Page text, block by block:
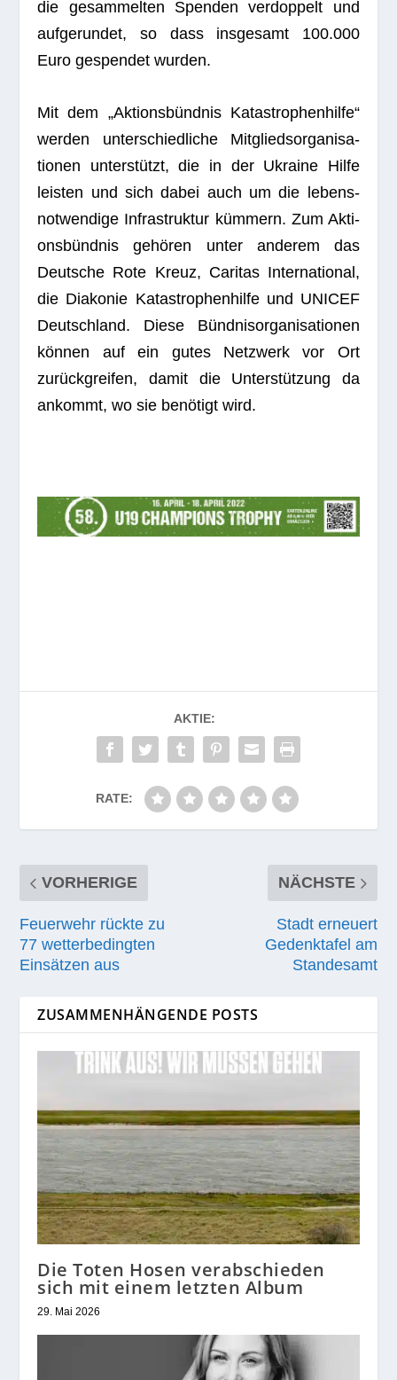
die gesam­mel­ten Spen­den ver­dop­pelt und
auf­ge­run­det, so dass ins­ge­samt 100.000
Euro gespen­det wurden.
Mit dem „Akti­ons­bünd­nis Kata­stro­phen­hilfe“
wer­den unter­schied­li­che Mit­glieds­or­ga­ni­sa­
tio­nen unter­stützt, die in der Ukraine Hilfe
leis­ten und sich dabei auch um die lebens­
not­wen­dige Infra­struk­tur küm­mern. Zum Akti­
ons­bünd­nis gehö­ren unter ande­rem das
Deut­sche Rote Kreuz, Cari­tas Inter­na­tio­nal,
die Dia­ko­nie Kata­stro­phen­hilfe und UNICEF
Deutsch­land. Diese Bünd­nis­or­ga­ni­sa­tio­nen
kön­nen auf ein gutes Netz­werk vor Ort
zurück­grei­fen, damit die Unter­stüt­zung da
ankommt, wo sie benö­tigt wird.
AKTIE:
RATE:
VORHERIGE
Feuerwehr rückte zu
77 wetterbedingten
Einsätzen aus
NÄCHSTE
Stadt erneuert
Gedenktafel am
Standesamt
ZUSAMMENHÄNGENDE POSTS
Die Toten Hosen verabschieden
sich mit einem letzten Album
29. Mai 2026